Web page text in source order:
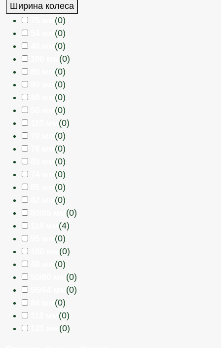
Ширина колеса
(0)
(0)
(0)
(0)
(0)
(0)
(0)
(0)
(0)
(0)
(0)
(0)
(0)
(0)
(0)
(0)
(4)
(0)
(0)
(0)
(0)
(0)
(0)
(0)
(0)